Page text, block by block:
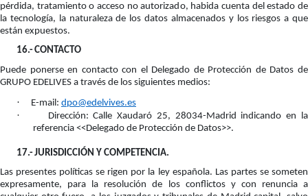
pérdida, tratamiento o acceso no autorizado, habida cuenta del estado de
la tecnología, la naturaleza de los datos almacenados y los riesgos a que
están expuestos.
16.-CONTACTO
Puede ponerse en contacto con el Delegado de Protección de Datos de
GRUPO EDELIVES a través de los siguientes medios:
· E-mail: dpo@edelvives.es
·
Dirección: Calle Xaudaró 25, 28034-Madrid indicando en la
referencia <<Delegado de Protección de Datos>>.
17.-JURISDICCIÓN Y COMPETENCIA.
Las presentes políticas se rigen por la ley española. Las partes se someten
expresamente, para la resolución de los conflictos y con renuncia a